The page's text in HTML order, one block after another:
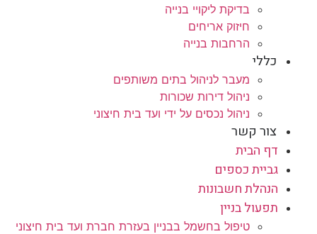
בדיקת ליקויי בנייה
חיזוק אריחים
הרחבות בנייה
כללי
מעבר לניהול בתים משותפים
ניהול דירות שכורות
ניהול נכסים על ידי ועד בית חיצוני
צור קשר
דף הבית
גביית כספים
הנהלת חשבונות
תפעול בניין
טיפול בחשמל בבניין בעזרת חברת ועד בית חיצוני